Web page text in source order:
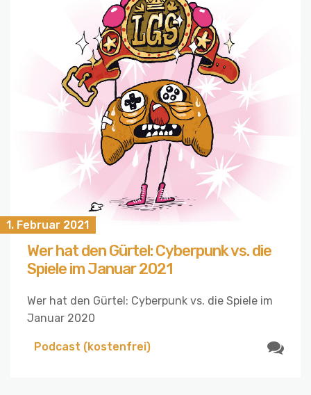
1. Februar 2021
Wer hat den Gürtel: Cyberpunk vs. die
Spiele im Januar 2021
Wer hat den Gürtel: Cyberpunk vs. die Spiele im
Januar 2020
Podcast (kostenfrei)